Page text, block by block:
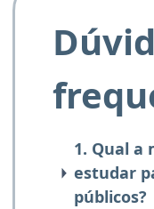
1. Qual a
estudar
públicos?